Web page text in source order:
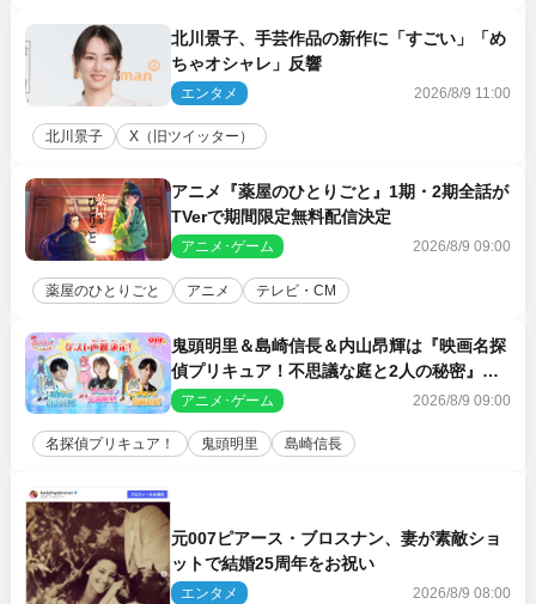
北川景子、手芸作品の新作に「すごい」「め
ちゃオシャレ」反響
エンタメ 2026/8/9 11:00
北川景子 X（旧ツイッター）
アニメ『薬屋のひとりごと』1期・2期全話が
TVerで期間限定無料配信決定
アニメ･ゲーム 2026/8/9 09:00
薬屋のひとりごと アニメ テレビ・CM
鬼頭明里＆島崎信長＆内山昂輝は『映画名探
偵プリキュア！不思議な庭と2人の秘密』ゲ
スト声優に決定
アニメ･ゲーム 2026/8/9 09:00
名探偵プリキュア！ 鬼頭明里 島崎信長
元007ピアース・ブロスナン、妻が素敵ショ
ットで結婚25周年をお祝い
エンタメ 2026/8/9 08:00